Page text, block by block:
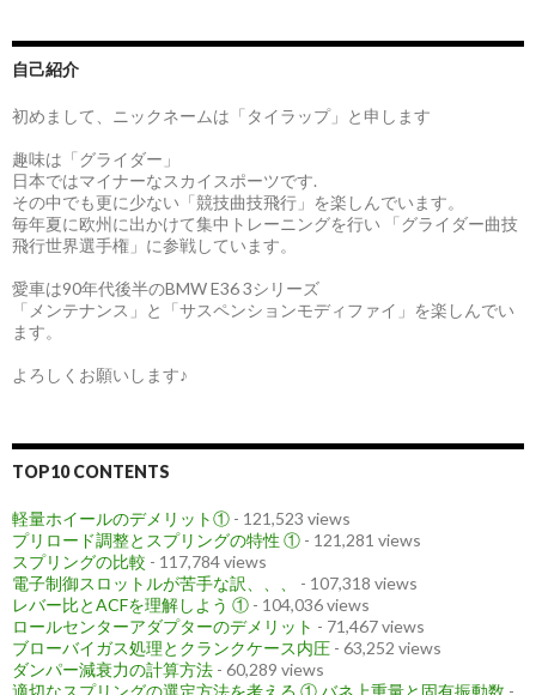
自己紹介
初めまして、ニックネームは「タイラップ」と申します
趣味は「グライダー」
日本ではマイナーなスカイスポーツです.
その中でも更に少ない「競技曲技飛行」を楽しんでいます。
毎年夏に欧州に出かけて集中トレーニングを行い 「グライダー曲技
飛行世界選手権」に参戦しています。
愛車は90年代後半のBMW E36 3シリーズ
「メンテナンス」と「サスペンションモディファイ」を楽しんでい
ます。
よろしくお願いします♪
TOP10 CONTENTS
軽量ホイールのデメリット① - 121,523 views
プリロード調整とスプリングの特性 ① - 121,281 views
スプリングの比較 - 117,784 views
電子制御スロットルが苦手な訳、、、
- 107,318 views
レバー比とACFを理解しよう ① - 104,036 views
ロールセンターアダプターのデメリット - 71,467 views
ブローバイガス処理とクランクケース内圧 - 63,252 views
ダンパー減衰力の計算方法 - 60,289 views